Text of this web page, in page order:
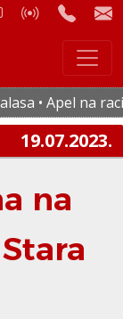
• Apel na
19.07.2023.
na